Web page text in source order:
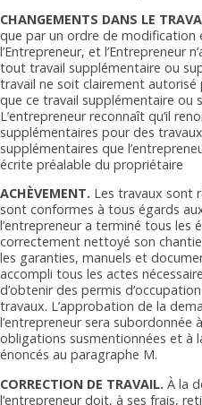
CHANGEMENTS DANS LE
que par un ordre de modification
l’Entrepreneur, et l’Entrepreneur
tout travail supplémentaire ou
travail ne soit clairement
que ce travail supplémentaire ou
L’entrepreneur reconnaît qu’il
supplémentaires pour des
supplémentaires que
écrite préalable du propriétaire
ACHÈVEMENT. Les travaux sont
sont conformes à tous égards
l’entrepreneur a terminé tous les
correctement nettoyé son
les garanties, manuels et
accompli tous les actes
d’obtenir des permis
travaux. L’approbation de la
l’entrepreneur sera subordonnée
obligations susmentionnées et à
énoncés au paragraphe M.
CORRECTION DE TRAVAIL. À la
l’entrepreneur doit, à ses frais,